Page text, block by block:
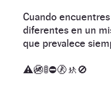
Cuando
diferentes en un
que prevalece
⚠🚳🚦⛔🚷🚸🚫